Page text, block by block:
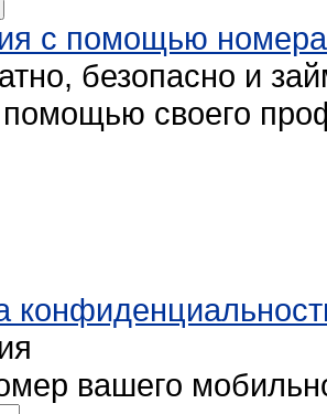
с помощью
безопасно и
помощью своего
вашего